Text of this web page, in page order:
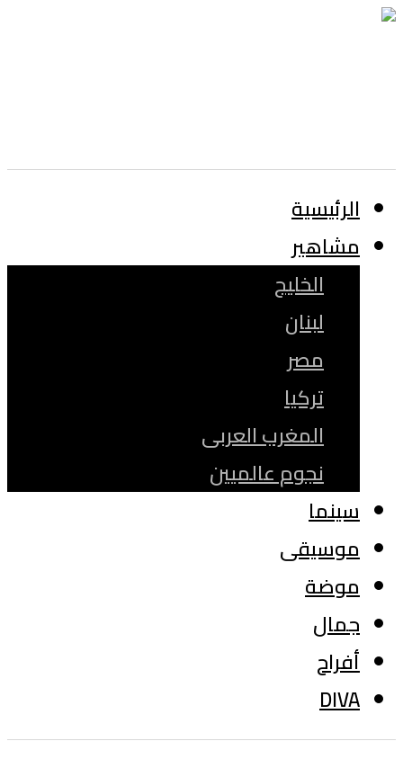
الرئيسية
مشاهير
الخليج
لبنان
مصر
تركيا
المغرب العربى
نجوم عالميين
سينما
موسيقى
موضة
جمال
أفراح
DIVA